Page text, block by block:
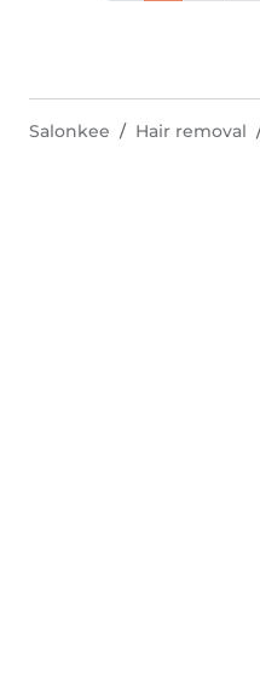
Salonkee Hair removal